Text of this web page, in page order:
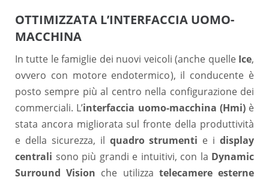
OTTIMIZZATA L’INTERFACCIA UOMO-
MACCHINA
In tutte le famiglie dei nuovi veicoli (anche quelle Ice,
ovvero con motore endotermico), il conducente è
posto sempre più al centro nella configurazione dei
commerciali. L’interfaccia uomo-macchina (Hmi)è
stata ancora migliorata sul fronte della produttività
e della sicurezza, il quadro strumenti e i display
centrali sono più grandi e intuitivi, con la Dynamic
Surround Vision che utilizza telecamere esterne